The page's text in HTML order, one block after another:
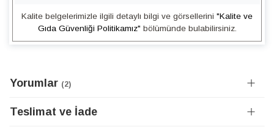
Kalite belgelerimizle ilgili detaylı bilgi ve görsellerini "Kalite ve
Gıda Güvenliği Politikamız" bölümünde bulabilirsiniz.
Yorumlar 2
Teslimat ve İade